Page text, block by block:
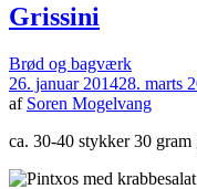
Grissini
Brød og bagværk
26. januar 201428. marts
af Soren Mogelvang
ca. 30-40 stykker 30